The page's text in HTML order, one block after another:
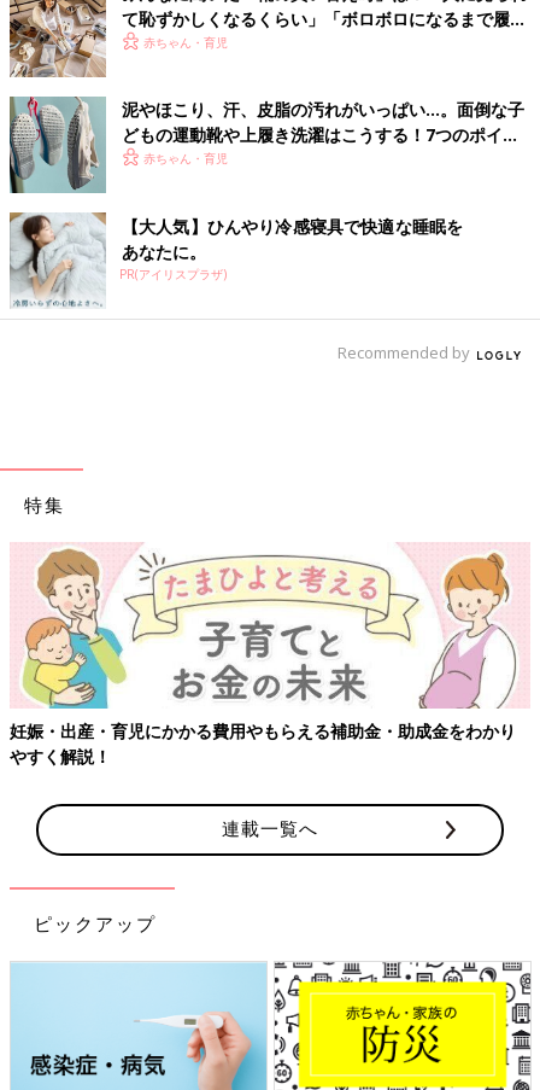
て恥ずかしくなるくらい」「ボロボロになるまで履き
つぶす」もあり!? お気に入りの靴を長くもたせる時短
赤ちゃん・育児
泥やほこり、汗、皮脂の汚れがいっぱい…。面倒な子
どもの運動靴や上履き洗濯はこうする！7つのポイン
ト 赤ちゃん・育児
【大人気】ひんやり冷感寝具で快適な睡眠を
あなたに。
PR(アイリスプラザ)
Recommended by
特集
【ワクチン接種できるものも】妊婦の感染症対策、知っておいて！
連載一覧へ
ピックアップ